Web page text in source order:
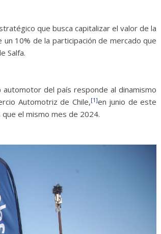
que busca capitalizar el valor de la
10% de la participación de mercado que
Salfa.
del país responde al dinamismo
Automotriz de Chile,[1]en junio de este
el mismo mes de 2024.